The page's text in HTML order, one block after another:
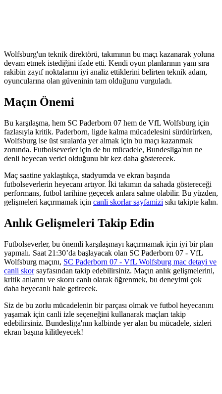
Wolfsburg'un teknik direktörü, takımının bu maçı kazanarak yoluna
devam etmek istediğini ifade etti. Kendi oyun planlarının yanı sıra
rakibin zayıf noktalarını iyi analiz ettiklerini belirten teknik adam,
oyuncularına olan güveninin tam olduğunu vurguladı.
Maçın Önemi
Bu karşılaşma, hem SC Paderborn 07 hem de VfL Wolfsburg için
fazlasıyla kritik. Paderborn, ligde kalma mücadelesini sürdürürken,
Wolfsburg ise üst sıralarda yer almak için bu maçı kazanmak
zorunda. Futbolseverler için de bu mücadele, Bundesliga'nın ne
denli heyecan verici olduğunu bir kez daha gösterecek.
Maç saatine yaklaştıkça, stadyumda ve ekran başında
futbolseverlerin heyecanı artıyor. İki takımın da sahada göstereceği
performans, futbol tarihine geçecek anlara sahne olabilir. Bu yüzden,
gelişmeleri kaçırmamak için canli skorlar sayfamizi sıkı takipte kalın.
Anlık Gelişmeleri Takip Edin
Futbolseverler, bu önemli karşılaşmayı kaçırmamak için iyi bir plan
yapmalı. Saat 21:30’da başlayacak olan SC Paderborn 07 - VfL
Wolfsburg maçını, SC Paderborn 07 - VfL Wolfsburg mac detayi ve
canli skorsayfasından takip edebilirsiniz. Maçın anlık gelişmelerini,
kritik anlarını ve skoru canlı olarak öğrenmek, bu deneyimi çok
daha heyecanlı hale getirecek.
Siz de bu zorlu mücadelenin bir parçası olmak ve futbol heyecanını
yaşamak için canli izle seçeneğini kullanarak maçları takip
edebilirsiniz. Bundesliga'nın kalbinde yer alan bu mücadele, sizleri
ekran başına kilitleyecek!